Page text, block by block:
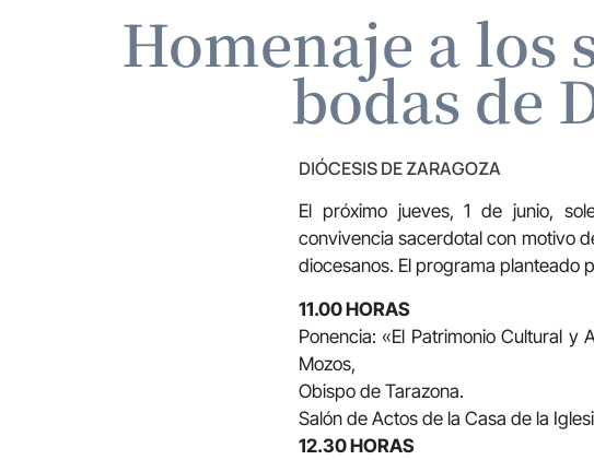
Homenaje a los
bodas de
DIÓCESIS DE ZARAGOZA
El próximo jueves, 1 de junio,
convivencia sacerdotal con motivo
diocesanos. El programa planteado
11.00 HORAS
Ponencia: «El Patrimonio Cultural
Mozos,
Obispo de Tarazona.
Salón de Actos de la Casa de la
12.30 HORAS